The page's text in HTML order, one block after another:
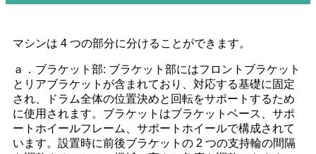
マシンは 4 つの部分に分けることができます。
ａ．ブラケット部: ブラケット部にはフロントブラケット
とリアブラケットが含まれており、対応する基礎に固定
され、ドラム全体の位置決めと回転をサポートするため
に使用されます。ブラケットはブラケットベース、サポ
ートホイールフレーム、サポートホイールで構成されて
います。設置時に前後ブラケットの 2 つの支持輪の間隔